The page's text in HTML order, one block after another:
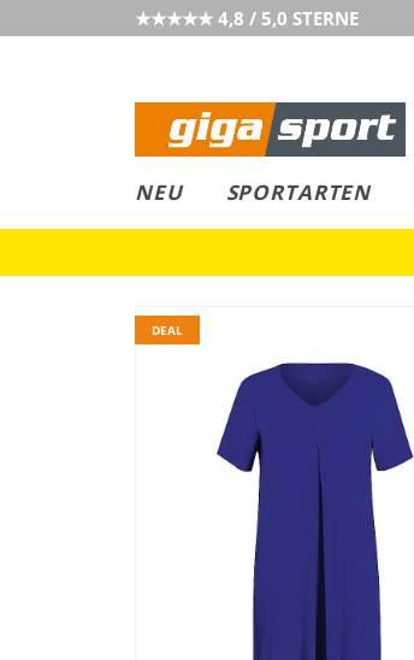
★★★★★ 4,8 / 5,0 STERNE
NEU SPORTARTEN
LEASING
COLLECT
DEAL